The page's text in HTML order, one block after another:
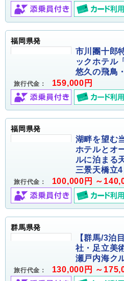
福岡県発
市川團十郎
ックホテル
悠久の飛鳥
旅行代金： 159,000円
福岡県発
湖畔を望む
ホテルとオ
ルに泊まる
三景天橋立4
旅行代金： 100,000円 ～
群馬県発
【群馬/3泊
社・足立美
瀬戸内海ク
旅行代金： 130,000円 ～